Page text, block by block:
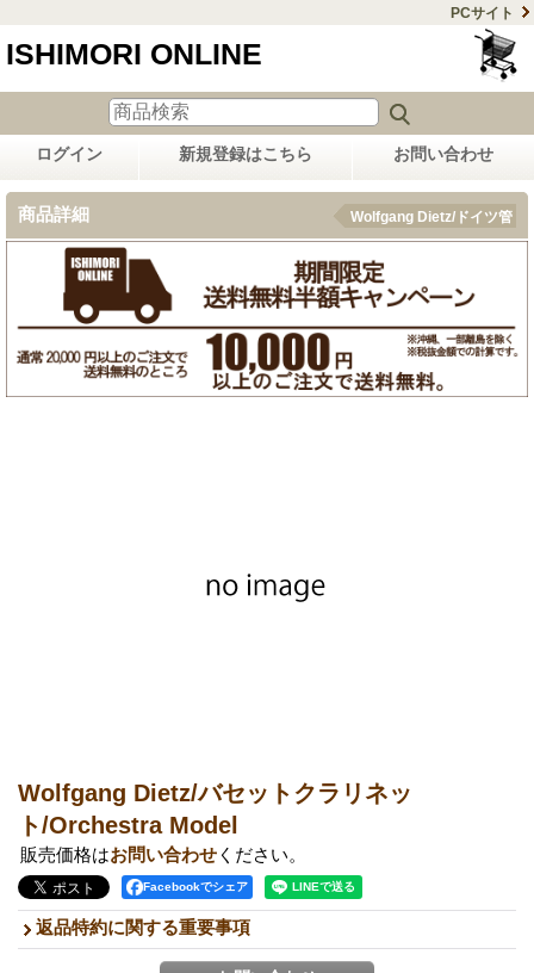
PCサイト
ISHIMORI ONLINE
ログイン 新規登録はこちら お問い合わせ
商品詳細 Wolfgang Dietz/ドイツ管
Wolfgang Dietz/バセットクラリネッ
ト/Orchestra Model
販売価格はお問い合わせ ください。
Facebookでシェア
返品特約に関する重要事項